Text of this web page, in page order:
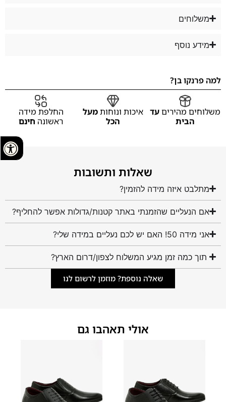
משלוחים
מידע נוסף
למה פרנקו בן?
משלוחים מהיריםעד
הבית
איכות ונוחותמעל
הכל
החלפת מידה
ראשונה חינם
שאלות ותשובות
מתלבט איזה מידה להזמין?
אם הנעליים שהזמנתי באתר קטנות/גדולות אפשר להחליף?
אני מידה 50! האם יש לכם נעליים במידה שלי?
תוך כמה זמן מגיע המשלוח לצפון/דרום הארץ?
שאלה נוספת? מוזמן לרשום לנו
אולי תאהבו גם